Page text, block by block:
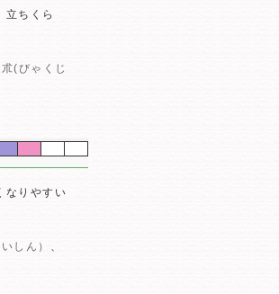
立ちくら
(びゃくじ
なりやすい
しん）
、